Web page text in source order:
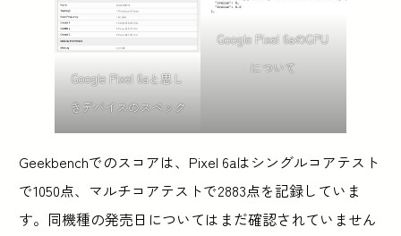
Google Pixel 6aと思し
きデバイスのスペック
Google Pixel 6aのGPU
について
Geekbenchでのスコアは、Pixel 6aはシングルコアテスト
で1050点、マルチコアテストで2883点を記録していま
す。同機種の発売日についてはまだ確認されていません